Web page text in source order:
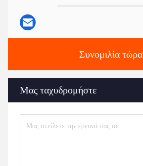
Συνομιλία τώρα
Μας ταχυδρομήστε